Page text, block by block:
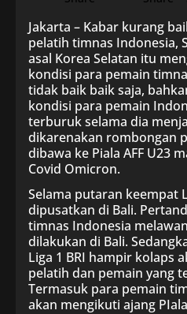
Jakarta – Kabar kurang
pelatih timnas Indonesia,
asal Korea Selatan itu
kondisi para pemain
tidak baik baik saja,
kondisi para pemain
terburuk selama dia
dikarenakan rombongan
dibawa ke Piala AFF U23
Covid Omicron.
Selama putaran keempat
dipusatkan di Bali.
timnas Indonesia
dilakukan di Bali.
Liga 1 BRI hampir kolaps
pelatih dan pemain yang
Termasuk para pemain
akan mengikuti ajang PIala